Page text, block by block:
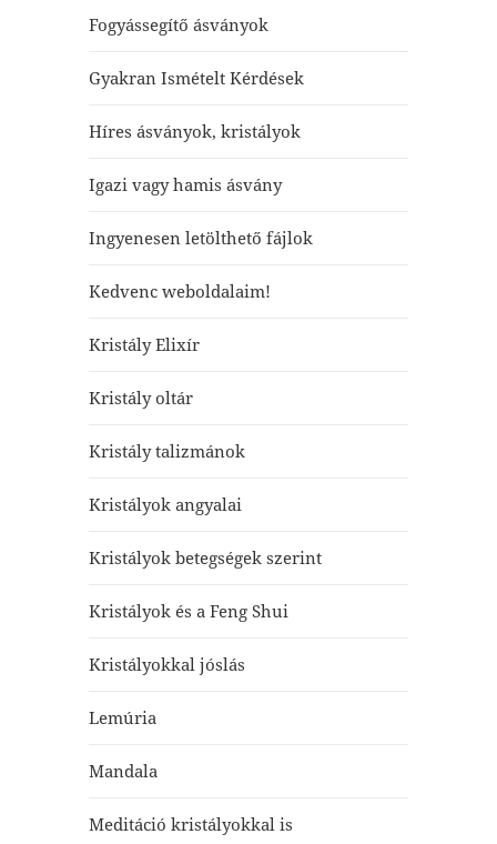
Fogyássegítő ásványok
Gyakran Ismételt Kérdések
Híres ásványok, kristályok
Igazi vagy hamis ásvány
Ingyenesen letölthető fájlok
Kedvenc weboldalaim!
Kristály Elixír
Kristály oltár
Kristály talizmánok
Kristályok angyalai
Kristályok betegségek szerint
Kristályok és a Feng Shui
Kristályokkal jóslás
Lemúria
Mandala
Meditáció kristályokkal is